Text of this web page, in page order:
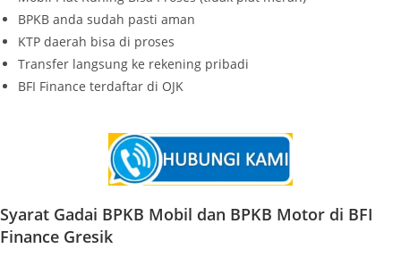
BPKB anda sudah pasti aman
KTP daerah bisa di proses
Transfer langsung ke rekening pribadi
BFI Finance terdaftar di OJK
Syarat Gadai BPKB Mobil dan BPKB Motor di BFI
Finance Gresik